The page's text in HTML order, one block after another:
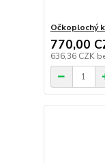
Očkoplochý
770,00
636,36 CZK